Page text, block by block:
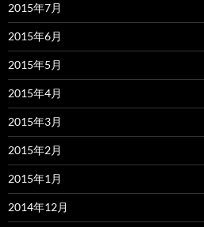
2015年7月
2015年6月
2015年5月
2015年4月
2015年3月
2015年2月
2015年1月
2014年12月